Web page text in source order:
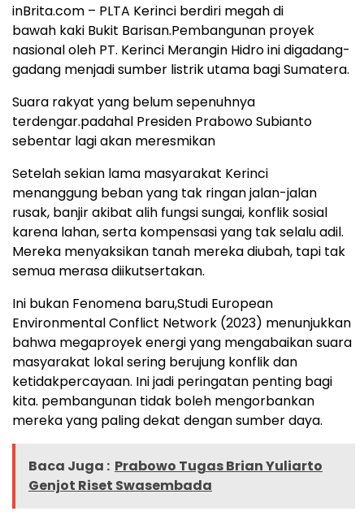
inBrita.com – PLTA Kerinci berdiri megah di
bawah kaki Bukit Barisan.Pembangunan proyek
nasional oleh PT. Kerinci Merangin Hidro ini digadang-
gadang menjadi sumber listrik utama bagi Sumatera.
Suara rakyat yang belum sepenuhnya
terdengar.padahal Presiden Prabowo Subianto
sebentar lagi akan meresmikan
Setelah sekian lama masyarakat Kerinci
menanggung beban yang tak ringan jalan-jalan
rusak, banjir akibat alih fungsi sungai, konflik sosial
karena lahan, serta kompensasi yang tak selalu adil.
Mereka menyaksikan tanah mereka diubah, tapi tak
semua merasa diikutsertakan.
Ini bukan Fenomena baru,Studi European
Environmental Conflict Network (2023) menunjukkan
bahwa megaproyek energi yang mengabaikan suara
masyarakat lokal sering berujung konflik dan
ketidakpercayaan. Ini jadi peringatan penting bagi
kita. pembangunan tidak boleh mengorbankan
mereka yang paling dekat dengan sumber daya.
Baca Juga : Prabowo Tugas Brian Yuliarto
Genjot Riset Swasembada